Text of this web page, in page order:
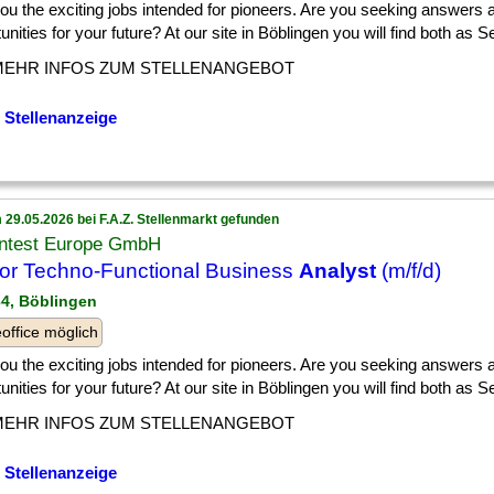
the exciting jobs intended for pioneers. Are you seeking answers
for your future? At our site in Böblingen you will find both as
INFOS ZUM STELLENANGEBOT
29.05.2026 bei F.A.Z. Stellenmarkt gefunden
Europe GmbH
Techno-Functional Business Analyst (m/f/d)
Böblingen
möglich
the exciting jobs intended for pioneers. Are you seeking answers
for your future? At our site in Böblingen you will find both as
INFOS ZUM STELLENANGEBOT